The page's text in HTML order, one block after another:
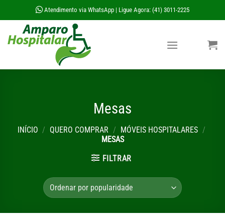
to
content
Atendimento via WhatsApp Ligue Agora: (41) 3011-2225
Mesas
INÍCIO / QUERO COMPRAR / MÓVEIS HOSPITALARES /
MESAS
FILTRAR